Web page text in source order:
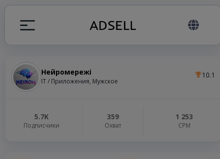
Нейромережі
IT / Приложения, Мужское
10.1
5.7K
Подписчики
359
Охват
1 253
СРМ